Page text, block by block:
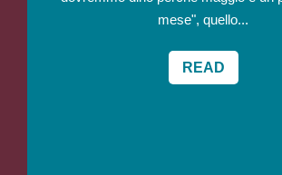
mese", quello...
READ